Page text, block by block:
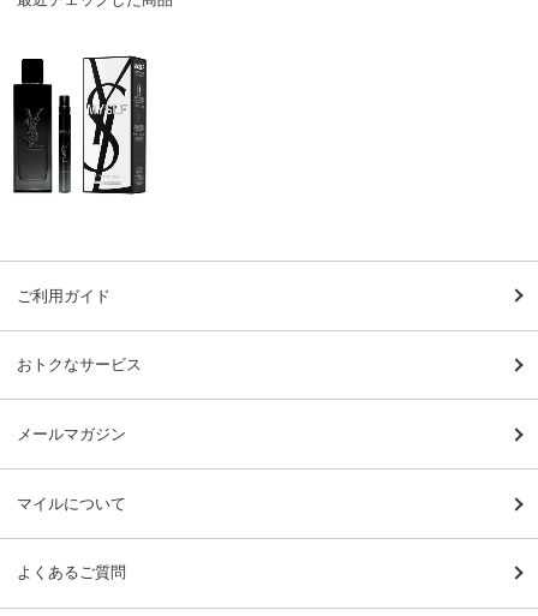
ご利用ガイド
おトクなサービス
メールマガジン
マイルについて
よくあるご質問